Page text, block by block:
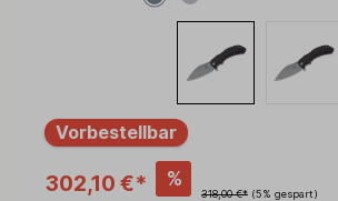
Vorbestellbar
302,10 €* %
318,00 €* (5% gespart)